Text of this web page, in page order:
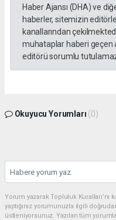
Haber Ajansı (DHA) ve
haberler, sitemizin
kanallarından
muhataplar haberi geçen
editörü sorumlu
Okuyucu Yorumları (0)
Yorum yazarak Topluluk
yaptığınız yorumunuzla ilgili
üstleniyorsunuz. Yazılan tüm